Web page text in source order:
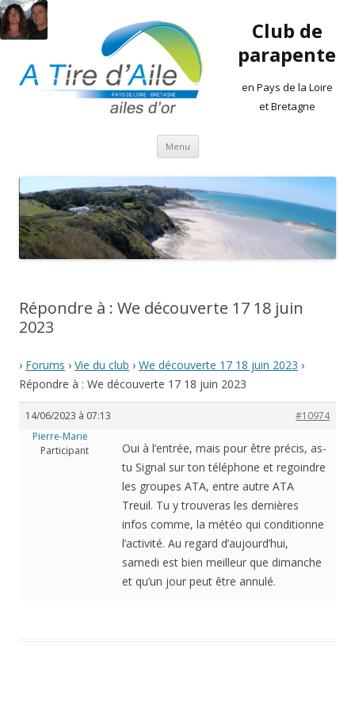
Club de
parapente
en Pays de la Loire
et Bretagne
Menu Aller
contenu
Répondre à : We découverte 17 18 juin
2023
› Forums › Vie du club › We découverte 17 18 juin 2023 ›
Répondre à : We découverte 17 18 juin 2023
14/06/2023 à 07:13
#10974
Pierre-Marie
Participant
Oui à l’entrée, mais pour être précis, as-
tu Signal sur ton téléphone et regoindre
les groupes ATA, entre autre ATA
Treuil. Tu y trouveras les dernières
infos comme, la météo qui conditionne
l’activité. Au regard d’aujourd’hui,
samedi est bien meilleur que dimanche
et qu’un jour peut être annulé.